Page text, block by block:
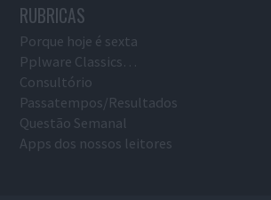
RUBRICAS
Porque hoje é sexta
Pplware Classics…
Consultório
Passatempos/Resultados
Questão Semanal
Apps dos nossos leitores